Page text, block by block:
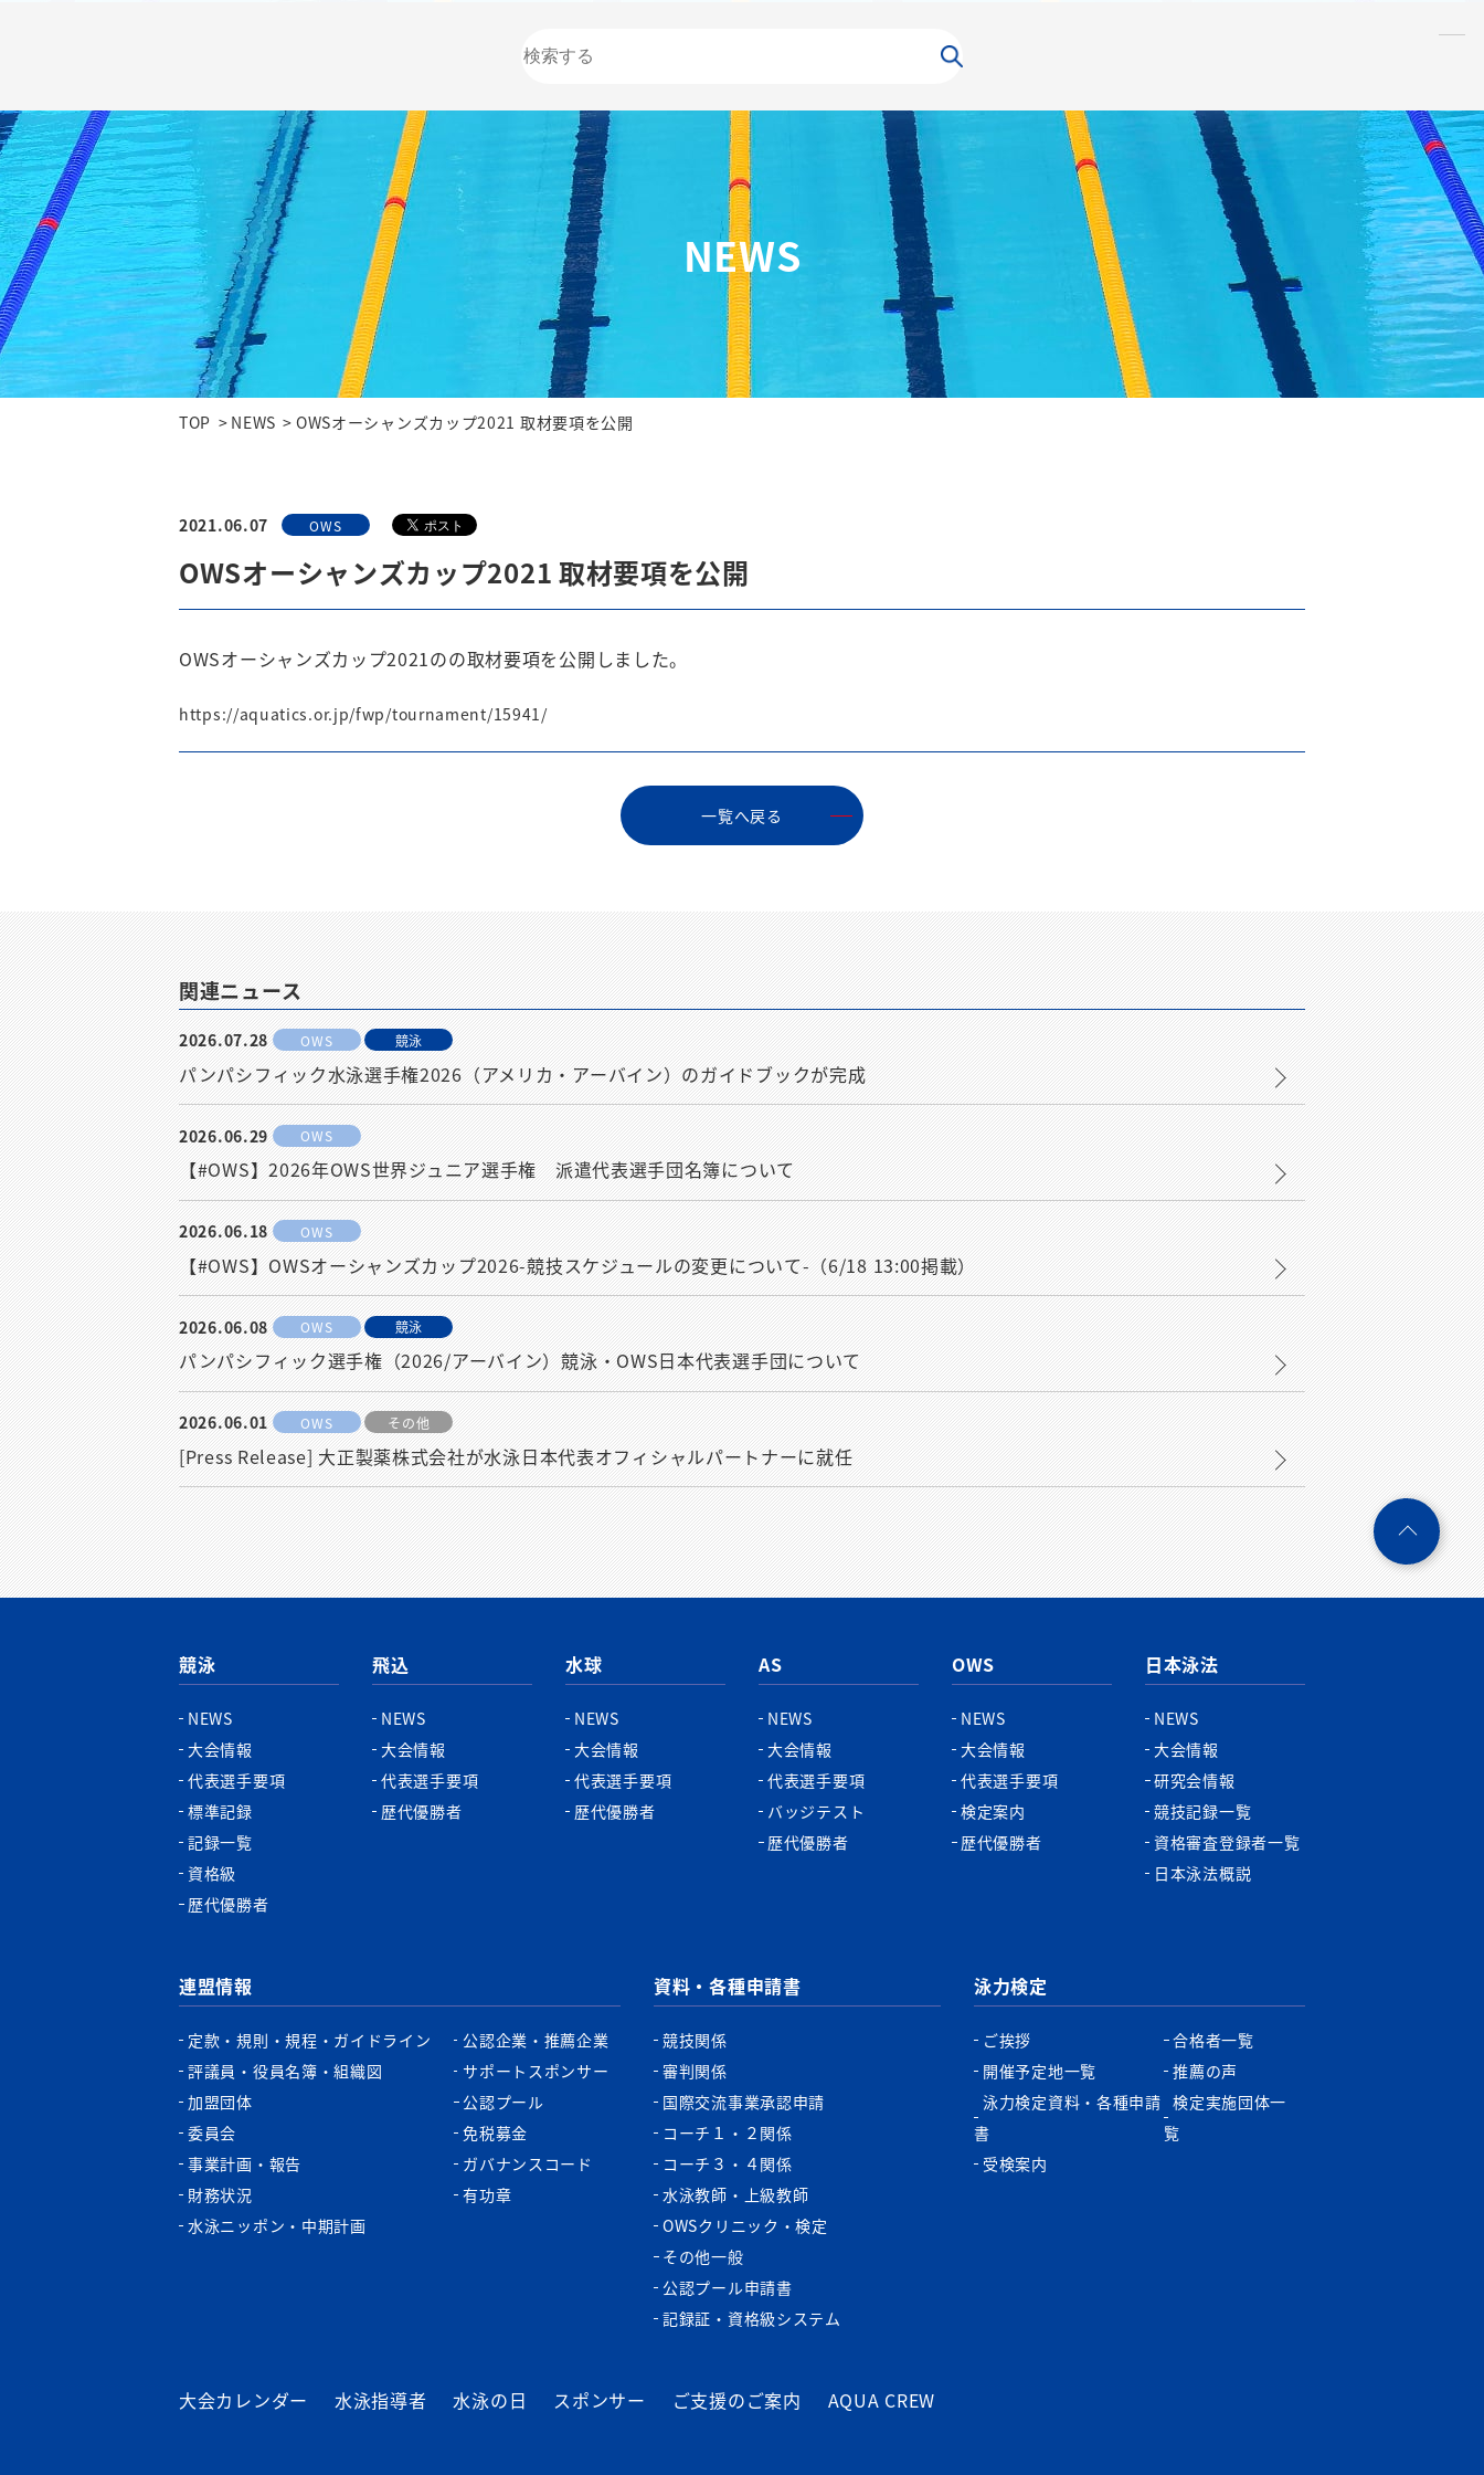
飛込
NEWS
TOP NEWS OWSオーシャンズカップ2021 取材要項を公開
2021.06.07 OWS
OWSオーシャンズカップ2021 取材要項を公開
OWSオーシャンズカップ2021のの取材要項を公開しました。
https://aquatics.or.jp/fwp/tournament/15941/
⼀覧へ戻る
関連ニュース
2026.07.28 OWS 競泳
パンパシフィック水泳選手権2026（アメリカ・アーバイン）のガイドブックが完成
2026.06.29 OWS
【#OWS】2026年OWS世界ジュニア選手権 派遣代表選手団名簿について
2026.06.18 OWS
【#OWS】OWSオーシャンズカップ2026-競技スケジュールの変更について-（6/18 13:00掲載）
2026.06.08 OWS 競泳
パンパシフィック選手権（2026/アーバイン）競泳・OWS日本代表選手団について
2026.06.01 OWS その他
[Press Release] 大正製薬株式会社が水泳日本代表オフィシャルパートナーに就任
競泳
NEWS
大会情報
代表選手要項
標準記録
記録一覧
資格級
歴代優勝者
飛込
NEWS
大会情報
代表選手要項
歴代優勝者
水球
NEWS
大会情報
代表選手要項
歴代優勝者
AS
NEWS
大会情報
代表選手要項
バッジテスト
歴代優勝者
OWS
NEWS
大会情報
代表選手要項
検定案内
歴代優勝者
日本泳法
NEWS
大会情報
研究会情報
競技記録一覧
資格審査登録者一覧
日本泳法概説
連盟情報
定款・規則・規程・ガイドライン
評議員・役員名簿・組織図
加盟団体
委員会
事業計画・報告
財務状況
水泳ニッポン・中期計画
公認企業・推薦企業
サポートスポンサー
公認プール
免税募金
ガバナンスコード
有功章
資料・各種申請書
競技関係
審判関係
国際交流事業承認申請
コーチ１・２関係
コーチ３・４関係
水泳教師・上級教師
OWSクリニック・検定
その他一般
公認プール申請書
記録証・資格級システム
泳力検定
ご挨拶
開催予定地一覧
泳力検定資料・各種申請
書
受検案内
合格者一覧
推薦の声
検定実施団体一
覧
大会カレンダー 水泳指導者 水泳の日 スポンサー ご支援のご案内 AQUA CREW